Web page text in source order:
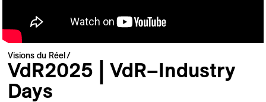
Visions du Réel
VdR2025 | VdR–Industry
Days